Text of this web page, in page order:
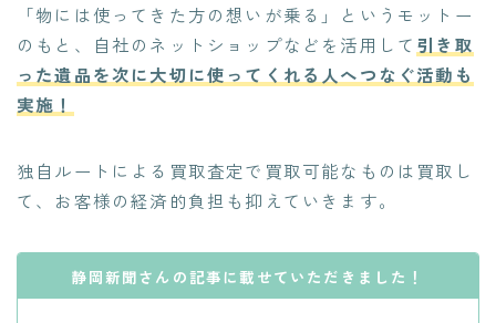
「物には使ってきた方の想いが乗る」というモットー
のもと、自社のネットショップなどを活用して 引き取
った遺品を次に大切に使ってくれる人へつなぐ活動も
実施！
独自ルートによる買取査定で買取可能なものは買取し
て、お客様の経済的負担も抑えていきます。
静岡新聞さんの記事に載せていただきました！